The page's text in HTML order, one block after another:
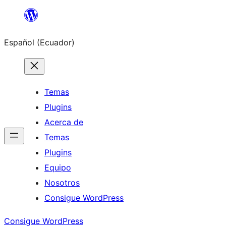
Saltar
contenido
Español (Ecuador)
Temas
Plugins
Acerca de
Temas
Plugins
Equipo
Nosotros
Consigue WordPress
Consigue WordPress